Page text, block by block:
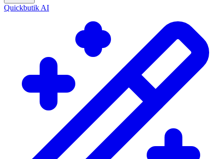
Quickbutik AI